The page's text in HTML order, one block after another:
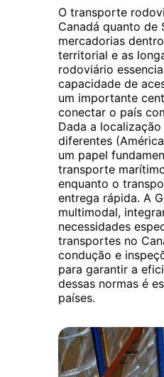
O transporte
Canadá quanto de
mercadorias
territorial e as
rodoviário
capacidade de
um importante
conectar o país
Dada a
diferentes
um papel
transporte
enquanto o
entrega rápida. A
multimodal,
necessidades
transportes no
condução e
para garantir a
dessas normas é
países.